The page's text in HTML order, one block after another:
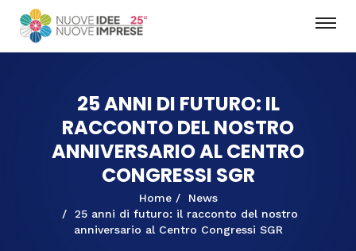
25 ANNI DI FUTURO: IL
RACCONTO DEL NOSTRO
ANNIVERSARIO AL CENTRO
CONGRESSI SGR
Home
News
25 anni di futuro: il racconto del nostro
anniversario al Centro Congressi SGR